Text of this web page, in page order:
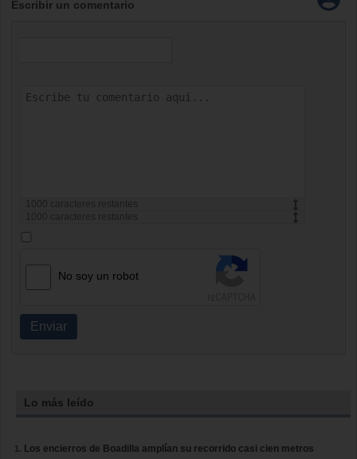
Escribir un comentario
caracteres restantes
caracteres restantes
No soy un robot
Enviar
Lo más leído
Los encierros de Boadilla amplían su recorrido casi cien metros